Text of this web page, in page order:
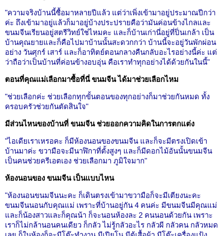
"ความจริงบ้านนี้ซื้อมาหลายปีแล้ว แต่ว่าเพิ่งเข้ามาอยู่ประมาณปีกว่า
ค่ะ ถึงเข้ามาอยู่แล้วก็มาอยู่บ้างประปรายคือว่ามันค่อนข้างไกลและ
ขนมจีนเรียนอยู่สตรีวิทย์ใช่ไหมคะ และก็บ้านเก่านี่อยู่ที่ปิ่นเกล้า เป็น
บ้านคุณยายและก็คือไปมาบ้านนั้นสะดวกกว่า บ้านนี้จะอยู่วันพักผ่อน
อย่าง วันศุกร์ เสาร์ และก็อาทิตย์ตอนกลางคืนกลับอะไรอย่างนี้ค่ะ แต่
ว่าถือว่าเป็นบ้านที่ค่อนข้างอบอุ่น คือเราทำทุกอย่างได้ด้วยกันในนี้"
ตอนที่คุณแม่เลือกมาซื้อที่นี่ ขนมจีน ได้มาช่วยเลือกไหม
"ช่วยเลือกค่ะ ช่วยเลือกทุกขั้นตอนของทุกอย่างก็มาช่วยกันหมด ทั้ง
ครอบครัวช่วยกันตัดสินใจ"
มีส่วนไหนของบ้านที่ ขนมจีน ช่วยออกความคิดในการตกแต่ง
"ไอเดียเราเหรอคะ ก็มีห้องนอนของขนมจีน และก็จะมีตรงเปิดเข้า
บ้านมาค่ะ ขวามือจะมีนาฬิกาที่ตั้งสูงๆ และก็มีดอกไม้อันนั้นขนมจีน
เป็นคนช่วยครีเอตเอง ช่วยเลือกมา ภูมิใจมาก"
ห้องนอนของ ขนมจีน เป็นแบบไหน
"ห้องนอนขนมจีนนะคะ ก็เดินตรงเข้ามาขวามือก็จะมีเตียงนะคะ
ขนมจีนนอนกับคุณแม่ เพราะที่บ้านอยู่กัน 4 คนค่ะ มีขนมจีนมีคุณแม่
และก็น้องสาวและก็คุณน้า ก็จะนอนห้องละ 2 คนนอนด้วยกัน เพราะ
เราก็ไม่กล้านอนคนเดียว ก็กลัว ไม่รู้กลัวอะไร กลัวผี กลัวคน กลัวหมด